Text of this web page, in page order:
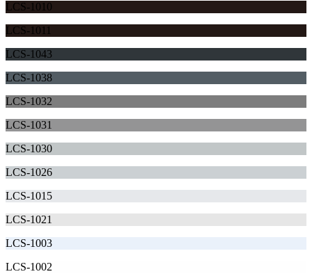
LCS-1010
LCS-1011
LCS-1043
LCS-1038
LCS-1032
LCS-1031
LCS-1030
LCS-1026
LCS-1015
LCS-1021
LCS-1003
LCS-1002